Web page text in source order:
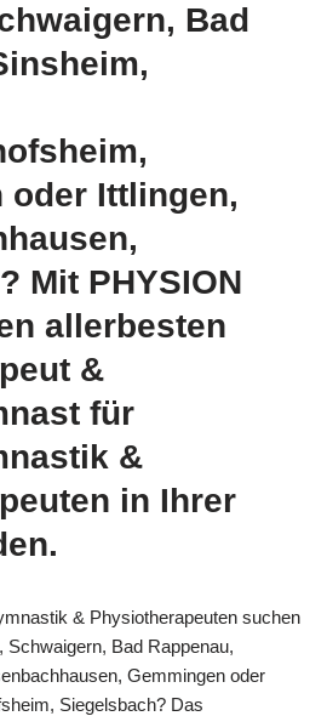
Bad
oder Ittlingen,
Mit PHYSION
allerbesten
&
für
&
in Ihrer
& Physiotherapeuten suchen
Schwaigern, Bad Rappenau,
Gemmingen oder
Siegelsbach? Das